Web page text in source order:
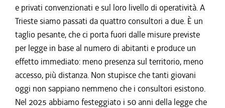
e privati convenzionati e sul loro livello di operatività. A
Trieste siamo passati da quattro consultori a due. È un
taglio pesante, che ci porta fuori dalle misure previste
per legge in base al numero di abitanti e produce un
effetto immediato: meno presenza sul territorio, meno
accesso, più distanza. Non stupisce che tanti giovani
oggi non sappiano nemmeno che i consultori esistono.
Nel 2025 abbiamo festeggiato i 50 anni della legge che